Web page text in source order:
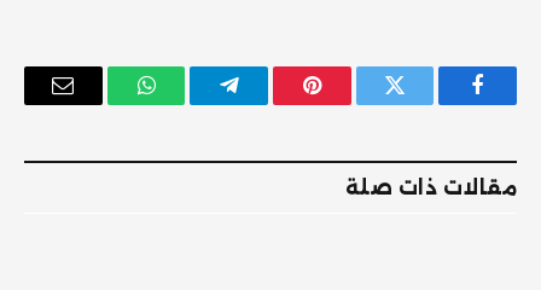
فيسبوك تويتر بينتيريستتيلقرام واتساب
البريد
مقالات ذات صلة